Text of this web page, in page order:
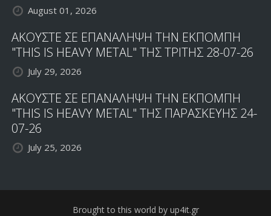
August 01, 2026
ΑΚΟΥΣΤΕ ΣΕ ΕΠΑΝΑΛΗΨΗ ΤΗΝ ΕΚΠΟΜΠΗ
"THIS IS HEAVY METAL" ΤΗΣ ΤΡΙΤΗΣ 28-07-26
July 29, 2026
ΑΚΟΥΣΤΕ ΣΕ ΕΠΑΝΑΛΗΨΗ ΤΗΝ ΕΚΠΟΜΠΗ
"THIS IS HEAVY METAL" ΤΗΣ ΠΑΡΑΣΚΕΥΗΣ 24-
07-26
July 25, 2026
Brought to this world by up4it.gr